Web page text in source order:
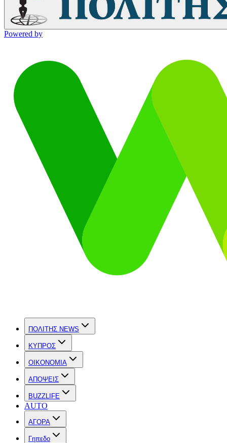
Powered by
ΠΟΛΙΤΗΣ NEWS
ΚΥΠΡΟΣ
OIKONOMIA
ΑΠΟΨΕΙΣ
BUZZLIFE
AUTO
ΑΓΟΡΑ
Γηπεδο